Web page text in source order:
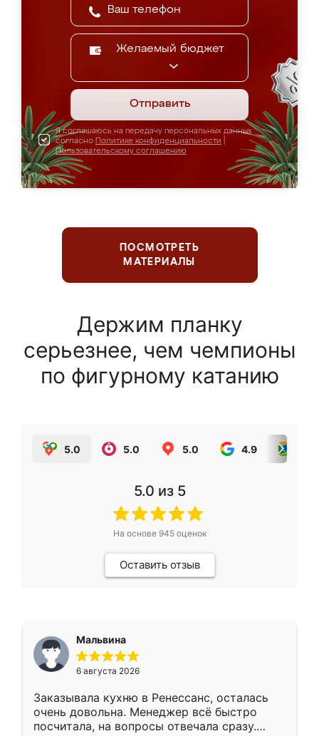
Желаемый бюджет
Отправить
Я соглашаюсь на передачу персональных данных
согласно Политике конфиденциальности
Пользовательскому соглашению
ПОСМОТРЕТЬ
МАТЕРИАЛЫ
Держим планку
серьезнее, чем чемпионы
по фигурному катанию
5.0 5.0 5.0 4.9
5.0 из 5
На основе 945оценок
Оставить отзыв
Мальвина
6 августа 2026
Заказывала кухню в Ренессанс, осталась
очень довольна. Менеджер всё быстро
посчитала, на вопросы отвечала сразу.